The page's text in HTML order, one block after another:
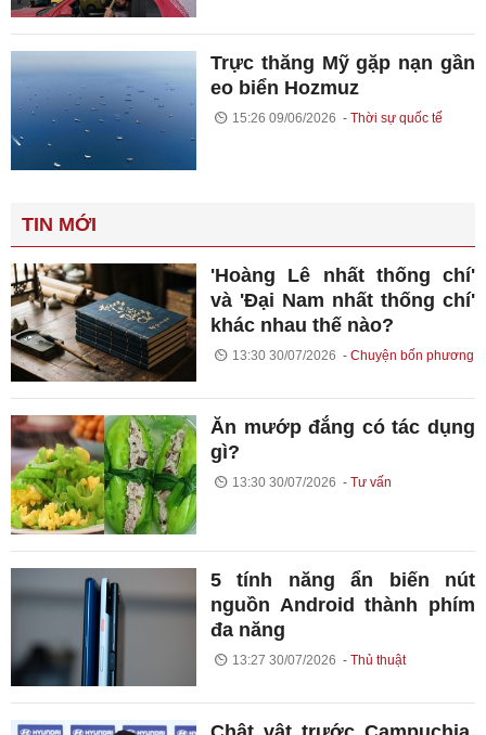
Trực thăng Mỹ gặp nạn gần
eo biển Hozmuz
15:26 09/06/2026 Thời sự quốc tế
TIN MỚI
'Hoàng Lê nhất thống chí'
và 'Đại Nam nhất thống chí'
khác nhau thế nào?
13:30 30/07/2026 Chuyện bốn phương
Ăn mướp đắng có tác dụng
gì?
13:30 30/07/2026 Tư vấn
5 tính năng ẩn biến nút
nguồn Android thành phím
đa năng
13:27 30/07/2026 Thủ thuật